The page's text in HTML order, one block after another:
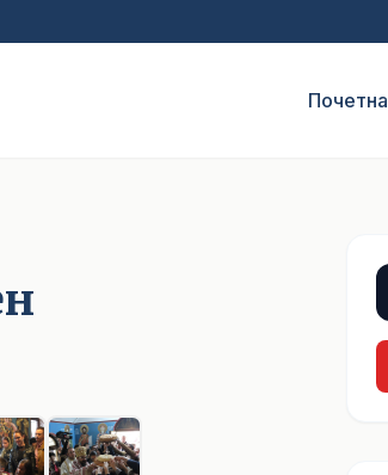
Почетна